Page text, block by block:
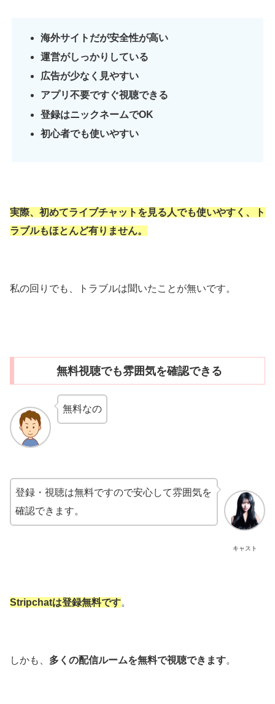
海外サイトだが安全性が高い
運営がしっかりしている
広告が少なく見やすい
アプリ不要ですぐ視聴できる
登録はニックネームでOK
初心者でも使いやすい
実際、初めてライブチャットを見る人でも使いやすく、ト
ラブルもほとんど有りません。
私の回りでも、トラブルは聞いたことが無いです。
無料視聴でも雰囲気を確認できる
無料なの
キャスト
登録・視聴は無料ですので安心して雰囲気を
確認できます。
Stripchatは登録無料です。
しかも、 多くの配信ルームを無料で視聴できます。